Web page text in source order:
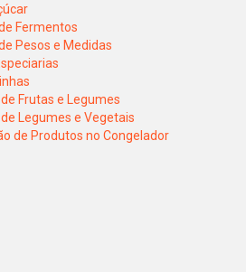
Fermentos
Pesos e Medidas
Frutas e Legumes
Legumes e Vegetais
de Produtos no Congelador